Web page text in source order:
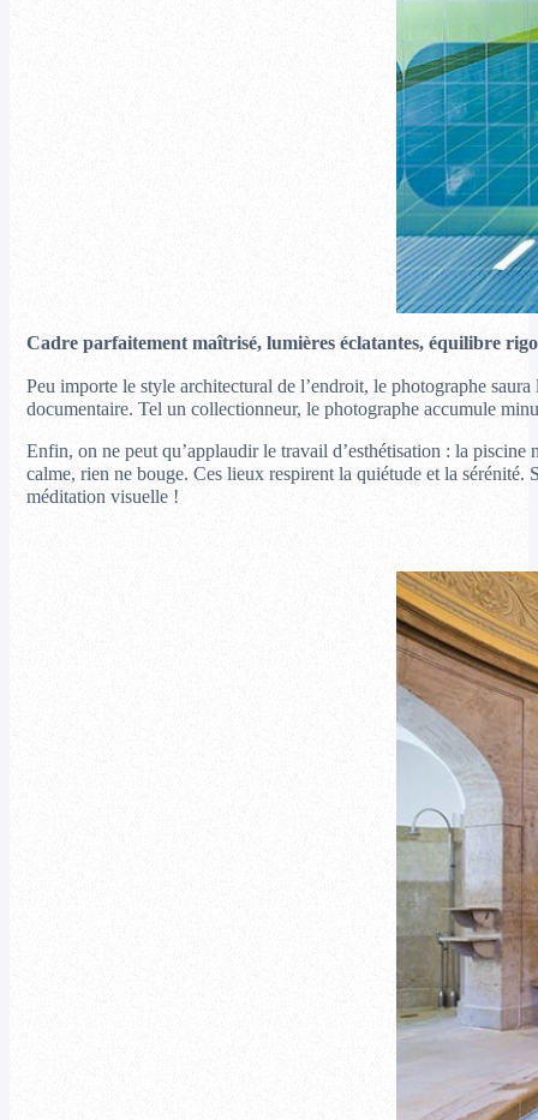
Cadre parfaitement maîtrisé, lumières éclatantes, équilibre
Peu importe le style architectural de l’endroit, le photographe
documentaire. Tel un collectionneur, le photographe accumule
Enfin, on ne peut qu’applaudir le travail d’esthétisation : la
calme, rien ne bouge. Ces lieux respirent la quiétude et la sérénité.
méditation visuelle !